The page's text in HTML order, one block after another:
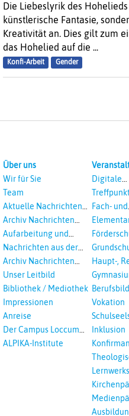
Die Liebeslyrik des
künstlerische Fantasie,
Kreativität an. Dies gilt zum
das Hohelied auf die ...
Konfi-Arbeit Gender
Über uns
Wir für Sie
Team
Aktuelle Nachrichten
aus dem RPI
Archiv Nachrichten
aus dem RPI ab 2018
Aufarbeitung und
Prävention
Landeskirche und EKD
Nachrichten aus der
Landeskirche
Archiv Nachrichten
aus der Landeskirche
Unser Leitbild
Bibliothek / Mediothek
Impressionen
Anreise
Der Campus Loccum
und Loccumer
ALPIKA-Institute
Digitale
Fach- und
Haupt-,
Schulen
Vokation
Inklusion